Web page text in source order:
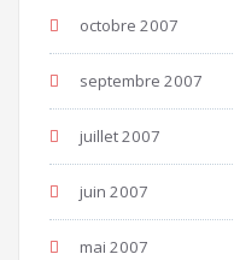
octobre 2007
septembre 2007
juillet 2007
juin 2007
mai 2007